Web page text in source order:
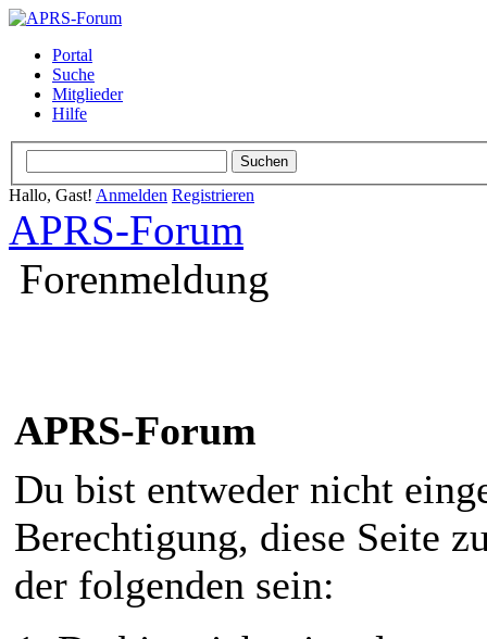
Portal
Suche
Mitglieder
Hilfe
Hallo, Gast! Anmelden Registrieren
APRS-Forum
Forenmeldung
APRS-Forum
Du bist entweder nicht
Berechtigung, diese Seite
der folgenden sein: